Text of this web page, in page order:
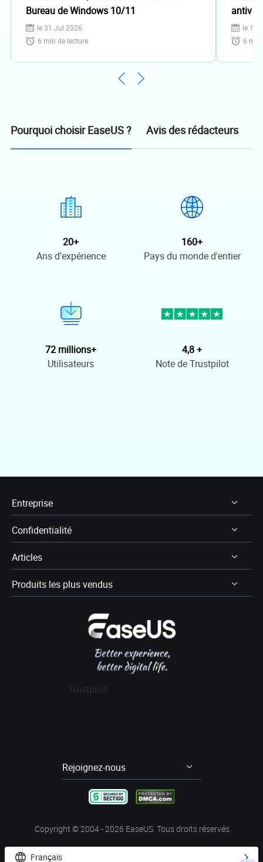
Bureau de Windows 10/11
le 31 Jul 2026
6 min de lecture
le 18
6 min
Pourquoi choisir EaseUS ? Avis des rédacteurs
20+
Ans d’expérience
160+
Pays du monde d'entier
72 millions+
Utilisateurs
4,8 +
Note de Trustpilot
Entreprise
À Propos
Avis & récompenses
Contactez EaseUS
Confidentialité
Désinstaller
Politique de remboursement
Articles
Récupération des données
Avis logiciel récupération données
Gestion de partition
Sauvegarde & Restauration
Produits les plus vendus
Data Recovery Wizard Pro
Data Recovery Wizard for Mac Pro
Trustpilot
Rejoignez-nous
  
Copyright ©2004 - 2026 EaseUS. Tous droits réservés.
 Français 